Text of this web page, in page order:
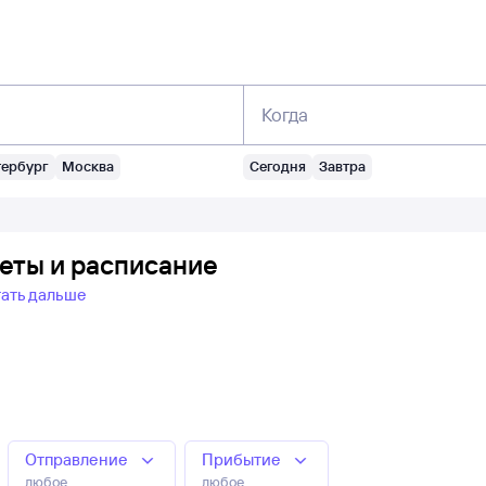
Москва
Когда
Сегодня Завтра
и расписание
дальше
Отправление
любое
Прибытие
любое